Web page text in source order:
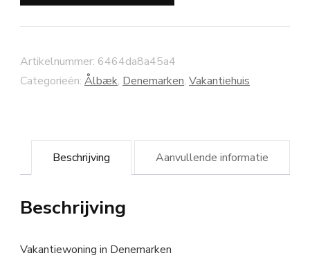
Artikelnummer: 6464da8a45a4
Categorieën: Ålbæk, Denemarken, Vakantiehuis
Beschrijving Aanvullende informatie
Beschrijving
Vakantiewoning in Denemarken